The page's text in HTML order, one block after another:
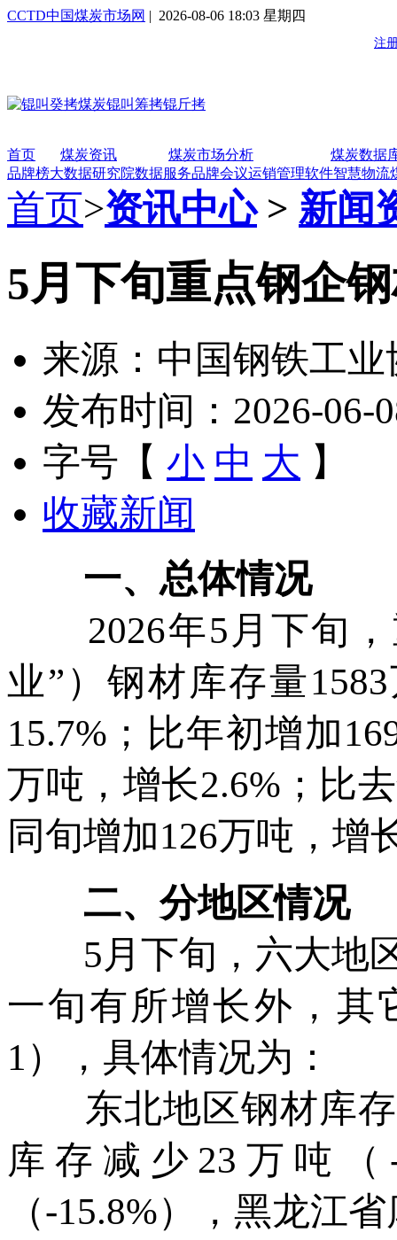
CCTD中国煤炭市场网 | 2026-08-06 18:03 星期四
首页 煤炭资讯 煤炭市场分析
煤炭数据
品牌榜大数据研究院数据服务品牌会议运销管理软件智慧物流
首页>资讯中心> 新闻
5月下旬重点钢企
来源：中国钢铁工业
发布时间：2026-06-
字号【 小 中 大 】
收藏新闻
一、总体情况
2026年5月下旬，
业”）钢材库存量
15.7%；比年初增加
万吨，增长2.6%；比
同旬增加126万吨，增
二、分地区情况
5月下旬，六大地区
一旬有所增长外，其
1），具体情况为：
东北地区钢材库存
库存减少23万吨
（-15.8%），黑龙江